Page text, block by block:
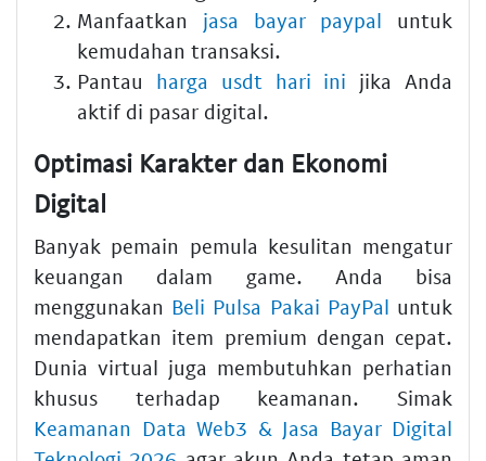
Manfaatkan jasa bayar paypal untuk
kemudahan transaksi.
Pantau harga usdt hari ini jika Anda
aktif di pasar digital.
Optimasi Karakter dan Ekonomi
Digital
Banyak pemain pemula kesulitan mengatur
keuangan dalam game. Anda bisa
menggunakan Beli Pulsa Pakai PayPal untuk
mendapatkan item premium dengan cepat.
Dunia virtual juga membutuhkan perhatian
khusus terhadap keamanan. Simak
Keamanan Data Web3 & Jasa Bayar Digital